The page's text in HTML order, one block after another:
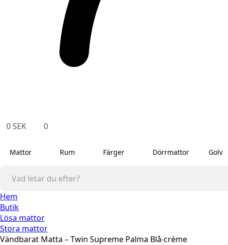
0SEK 0
Mattor Rum Färger Dörrmattor Golv
Hem
Butik
Lösa mattor
Stora mattor
Vändbarat Matta – Twin Supreme Palma Blå-crème